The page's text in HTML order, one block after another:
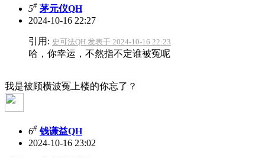
5# 茅元仪QH
2024-10-16 22:27
引用: 史可法QH 发表于 2024-10-16 22:23
哈，你幸运，不然指不定谁被冤呢
我是被顾横波冤上楼的你忘了？
6# 钱谦益QH
2024-10-16 23:02